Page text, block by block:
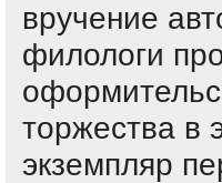
вручение
филологи
торжества в
экземпляр